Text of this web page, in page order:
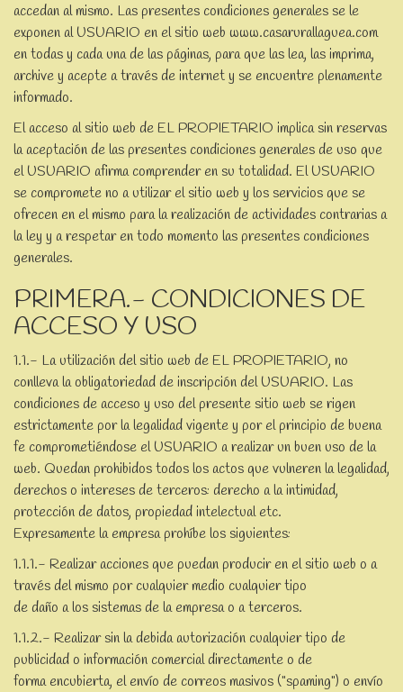
accedan al mismo. Las presentes condiciones generales se le
exponen al USUARIO en el sitio web www.casarurallaguea.com
en todas y cada una de las páginas, para que las lea, las imprima,
archive y acepte a través de internet y se encuentre plenamente
informado.
El acceso al sitio web de EL PROPIETARIO implica sin reservas
la aceptación de las presentes condiciones generales de uso que
el USUARIO afirma comprender en su totalidad. El USUARIO
se compromete no a utilizar el sitio web y los servicios que se
ofrecen en el mismo para la realización de actividades contrarias a
la ley y a respetar en todo momento las presentes condiciones
generales.
PRIMERA.- CONDICIONES DE
ACCESO Y USO
1.1.- La utilización del sitio web de EL PROPIETARIO, no
conlleva la obligatoriedad de inscripción del USUARIO. Las
condiciones de acceso y uso del presente sitio web se rigen
estrictamente por la legalidad vigente y por el principio de buena
fe comprometiéndose el USUARIO a realizar un buen uso de la
web. Quedan prohibidos todos los actos que vulneren la legalidad,
derechos o intereses de terceros: derecho a la intimidad,
protección de datos, propiedad intelectual etc.
Expresamente la empresa prohíbe los siguientes:
1.1.1.- Realizar acciones que puedan producir en el sitio web o a
través del mismo por cualquier medio cualquier tipo
de daño a los sistemas de la empresa o a terceros.
1.1.2.- Realizar sin la debida autorización cualquier tipo de
publicidad o información comercial directamente o de
forma encubierta, el envío de correos masivos ("spaming") o envío